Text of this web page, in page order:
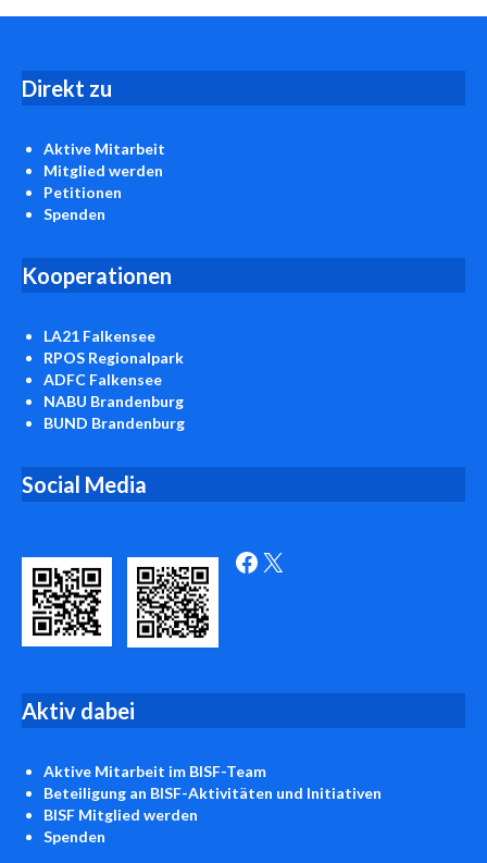
Direkt zu
Aktive Mitarbeit
Mitglied werden
Petitionen
Spenden
Kooperationen
LA21 Falkensee
RPOS Regionalpark
ADFC Falkensee
NABU Brandenburg
BUND Brandenburg
Social Media
Facebook X
Aktiv dabei
Aktive Mitarbeit im BISF-Team
Beteiligung an BISF-Aktivitäten und Initiativen
BISF Mitglied werden
Spenden